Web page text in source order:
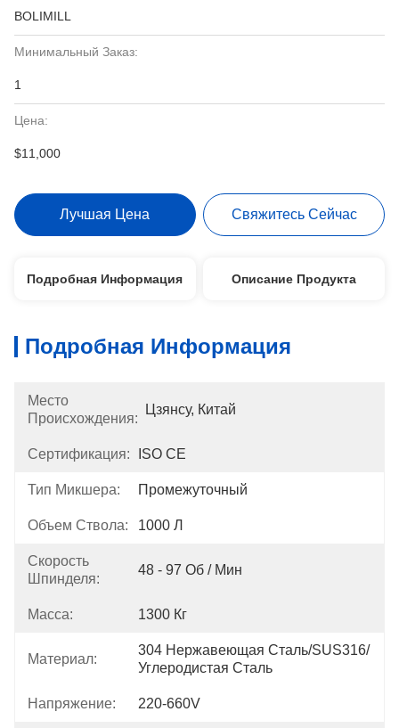
BOLIMILL
Минимальный Заказ:
1
Цена:
$11,000
Лучшая Цена Свяжитесь Сейчас
Подробная Информация Описание Продукта
Подробная Информация
Место
Происхождения:
Цзянсу, Китай
Сертификация: ISO CE
Тип Микшера: Промежуточный
Объем Ствола: 1000 Л
Скорость
Шпинделя:
48 - 97 Об / Мин
Масса: 1300 Кг
Материал:
304 Нержавеющая Сталь/SUS316/
Углеродистая Сталь
Напряжение: 220-660V